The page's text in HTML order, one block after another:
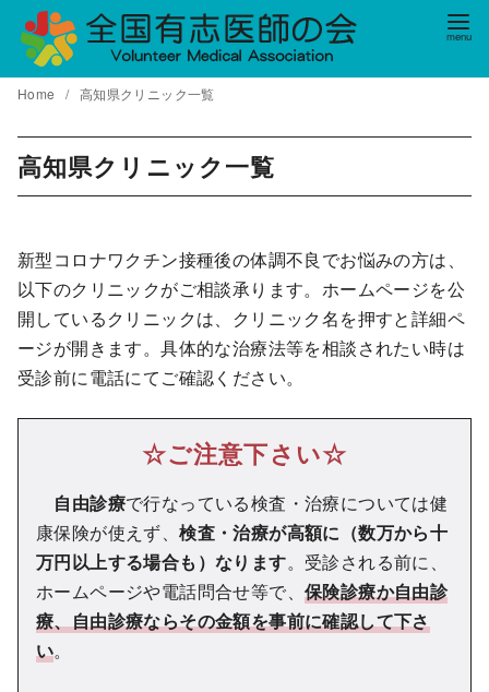
テ
Home 高知県クリニック一覧
高知県クリニック一覧
新型コロナワクチン接種後の体調不良でお悩みの方は、
以下のクリニックがご相談承ります。ホームページを公
開しているクリニックは、クリニック名を押すと詳細ペ
ージが開きます。具体的な治療法等を相談されたい時は
受診前に電話にてご確認ください。
☆ご注意下さい☆
自由診療で行なっている検査・治療については健
康保険が使えず、検査・治療が高額に（数万から十
万円以上する場合も ）なります。受診される前に、
ホームページや電話問合せ等で、 保険診療か自由診
療、自由診療ならその金額を事前に確認して下さ
い。